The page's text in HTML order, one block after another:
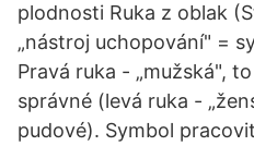
plodnosti Ruka z oblak
„nástroj uchopování" =
Pravá ruka - „mužská",
správné (levá ruka -
pudové). Symbol